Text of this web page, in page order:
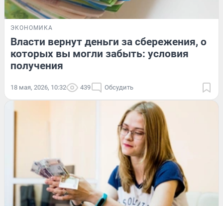
ЭКОНОМИКА
Власти вернут деньги за сбережения, о
которых вы могли забыть: условия
получения
18 мая, 2026, 10:32 439 Обсудить